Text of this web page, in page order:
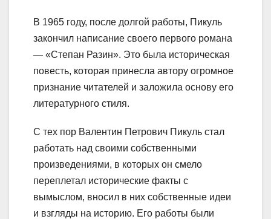
В 1965 году, после долгой работы, Пикуль
закончил написание своего первого романа
— «Степан Разин». Это была историческая
повесть, которая принесла автору огромное
признание читателей и заложила основу его
литературного стиля.
С тех пор Валентин Петрович Пикуль стал
работать над своими собственными
произведениями, в которых он смело
переплетал исторические факты с
вымыслом, вносил в них собственные идеи
и взгляды на историю. Его работы были